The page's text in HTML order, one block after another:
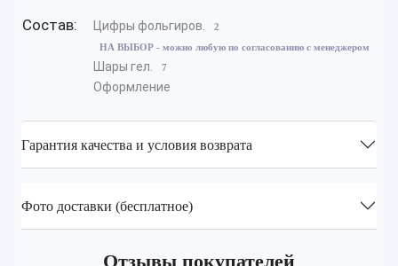
Состав: Цифры фольгиров. 2
НА ВЫБОР - можно любую по согласованию с менеджером
Шары гел. 7
Оформление
Гарантия качества и условия возврата
Фото доставки (бесплатное)
Отзывы покупателей